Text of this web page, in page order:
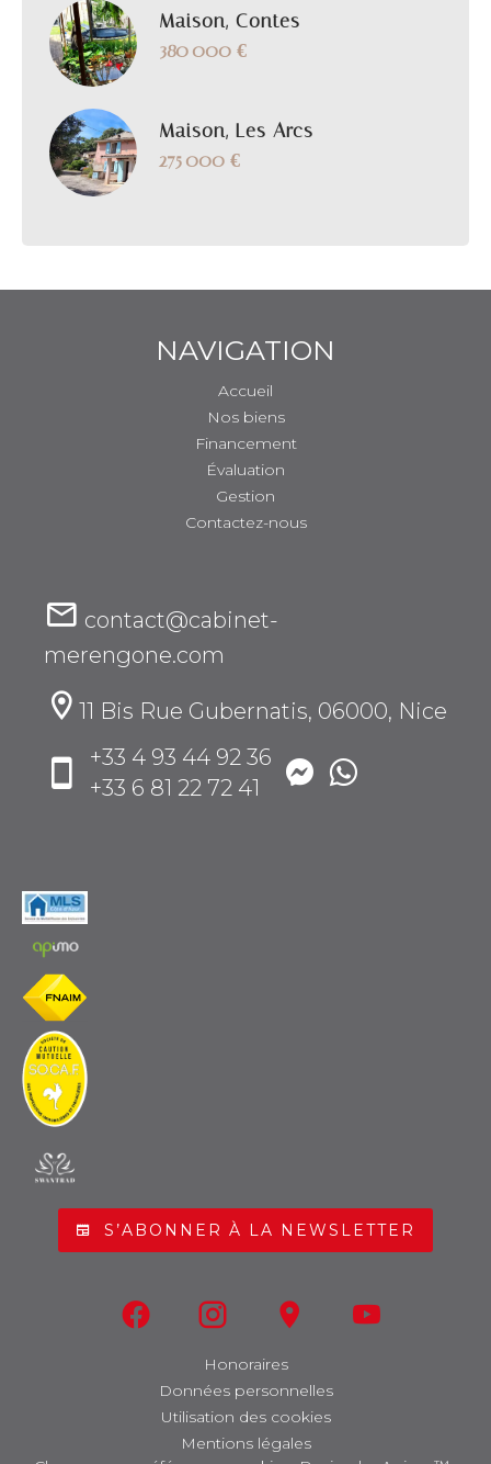
Maison, Contes
380 000 €
Maison, Les Arcs
275 000 €
NAVIGATION
Accueil
Nos biens
Financement
Évaluation
Gestion
Contactez-nous
contact@cabinet-
merengone.com
11 Bis Rue Gubernatis, 06000, Nice
+33 4 93 44 92 36
+33 6 81 22 72 41
S’ABONNER À LA NEWSLETTER
Honoraires
Données personnelles
Utilisation des cookies
Mentions légales